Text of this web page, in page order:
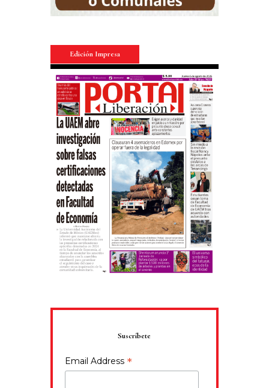
Edición Impresa
Suscríbete
Email Address *